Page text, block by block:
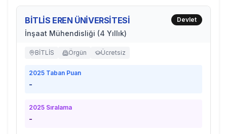
BİTLİS EREN ÜNİVERSİTESİ
İnşaat Mühendisliği (4 Yıllık)
Devlet
BİTLİS Örgün Ücretsiz
2025 Taban Puan
-
2025 Sıralama
-